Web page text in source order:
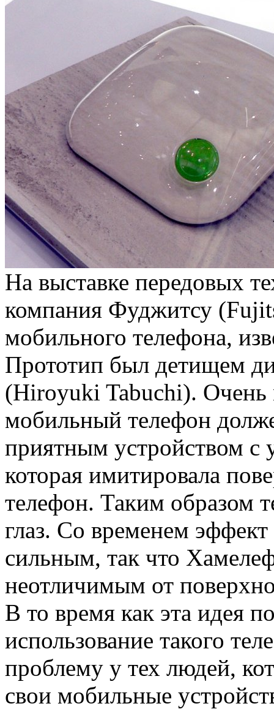
На выставке передовых
компания Фуджитсу
мобильного телефона,
Прототип был детищем
(Hiroyuki Tabuchi). Очень
мобильный телефон
приятным устройством с
которая имитировала
телефон. Таким образом
глаз. Со временем
сильным, так что
неотличимым от
В то время как эта идея
использование такого
проблему у тех людей,
свои мобильные